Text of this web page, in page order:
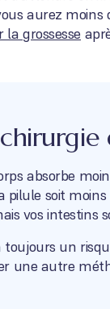
aurez moins
la grossesse
absorbe
soit
vos intestins
un
une autre